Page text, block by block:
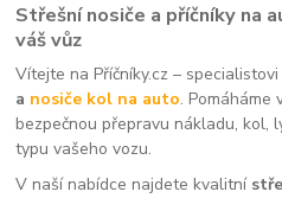
Střešní nosiče a příčníky na
váš vůz
Vítejte na Příčníky.cz – specialistovi
a nosiče kol na auto. Pomáháme
bezpečnou přepravu nákladu, kol,
typu vašeho vozu.
V naší nabídce najdete kvalitní